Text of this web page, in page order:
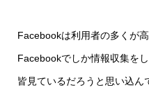
Facebookは利用者の多くが
Facebookでしか情報収集を
皆見ているだろうと思い込ん